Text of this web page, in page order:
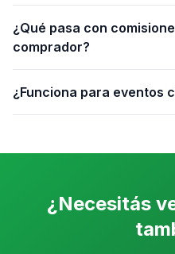
¿Qué pasa con
comprador?
¿Funciona para eventos
¿Necesitás